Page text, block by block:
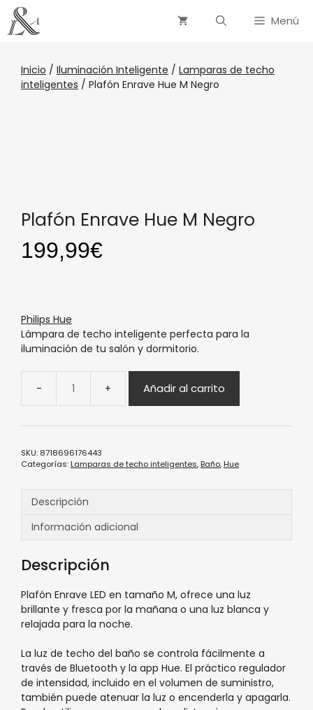
Menú
Inicio / Iluminación Inteligente / Lamparas de techo
inteligentes / Plafón Enrave Hue M Negro
Plafón Enrave Hue M Negro
199,99€
Philips Hue
Lámpara de techo inteligente perfecta para la
iluminación de tu salón y dormitorio.
Añadir al carrito
SKU: 8718696176443
Categorías:Lamparas de techo inteligentes,Baño,Hue
Descripción
Información adicional
Descripción
Plafón Enrave LED en tamaño M, ofrece una luz
brillante y fresca por la mañana o una luz blanca y
relajada para la noche.
La luz de techo del baño se controla fácilmente a
través de Bluetooth y la app Hue. El práctico regulador
de intensidad, incluido en el volumen de suministro,
también puede atenuar la luz o encenderla y apagarla.